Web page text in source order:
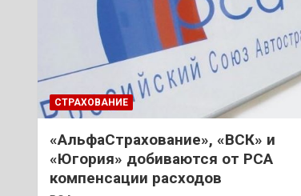
СТРАХОВАНИЕ
«АльфаСтрахование», «ВСК» и
«Югория» добиваются от РСА
компенсации расходов